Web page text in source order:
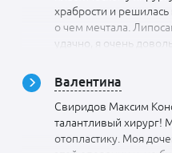
понравился, чуткий,
грамотный, так
вопросов не
врачу довериться
храбрости и решилась
о чем мечтала.
удачно, я очень
Отличный
самом начале, и
операции. Я особо не
действиях среди
случаем здесь, хочу
Валентина
Свиридов Максим
талантливый хирург!
отопластику. Моя